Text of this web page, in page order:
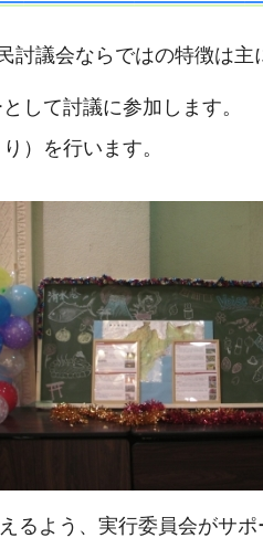
議会ならではの特徴は主
して討議に参加します。
）を行います。
るよう、実行委員会がサポ